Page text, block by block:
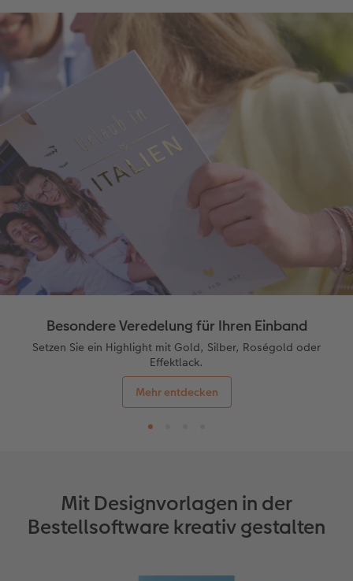
Besondere Veredelung für Ihren Einband
Setzen Sie ein Highlight mit Gold, Silber, Roségold oder
Effektlack.
Mehr entdecken
Mit Designvorlagen in der
Bestellsoftware kreativ gestalten